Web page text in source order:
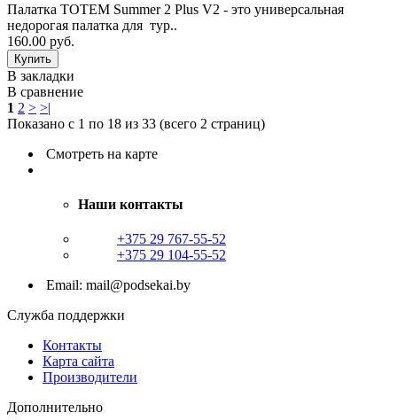
Палатка TOTEM Summer 2 Plus V2 - это универсальная
недорогая палатка для тур..
160.00 руб.
В закладки
В сравнение
1 2 > >|
Показано с 1 по 18 из 33 (всего 2 страниц)
Смотреть на карте
Наши контакты
+375 29 767-55-52
+375 29 104-55-52
Email: mail@podsekai.by
Служба поддержки
Контакты
Карта сайта
Производители
Дополнительно